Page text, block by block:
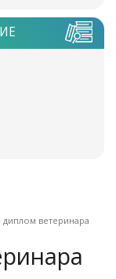
диплом ветеринара